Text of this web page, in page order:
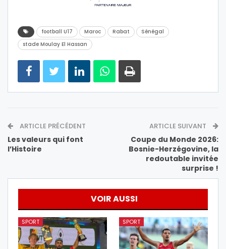
football U17 Maroc Rabat
Sénégal
stade Moulay El Hassan
ARTICLE PRÉCÉDENT
Les valeurs qui font
l’Histoire
ARTICLE SUIVANT
Coupe du Monde 2026:
Bosnie-Herzégovine, la
redoutable invitée
surprise !
VOIR AUSSI
SPORT SPORT